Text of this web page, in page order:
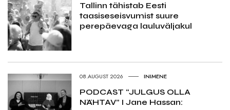
Tallinn tähistab Eesti
taasiseseisvumist suure
perepäevaga lauluväljakul
08.AUGUST 2026 INIMENE
PODCAST “JULGUS OLLA
NÄHTAV” I Jane Hassan: